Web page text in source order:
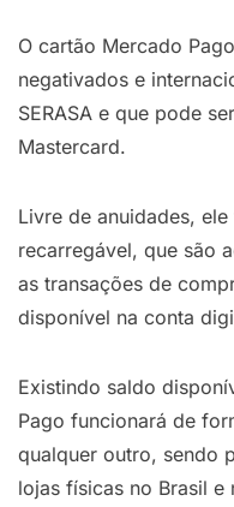
O cartão Mercado
negativados e
SERASA e que pode
Mastercard.
Livre de anuidades,
recarregável, que são
as transações de
disponível na conta
Existindo saldo
Pago funcionará de
qualquer outro, sendo
lojas físicas no Brasil